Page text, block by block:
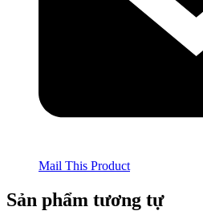
Mail This Product
Sản phẩm tương tự